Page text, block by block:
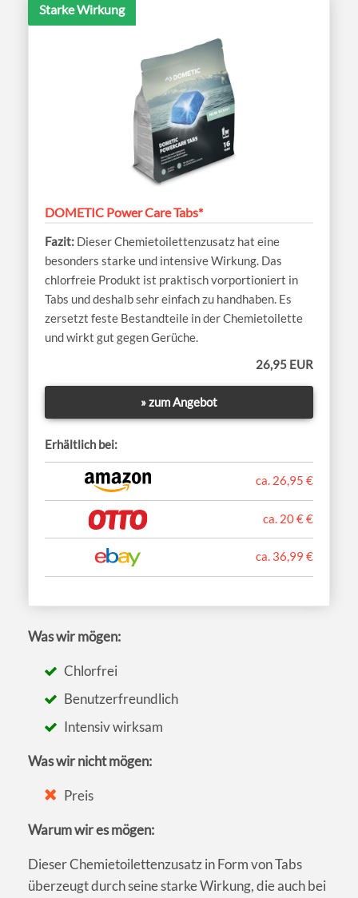
Starke Wirkung
DOMETIC Power Care Tabs*
Dieser Chemietoilettenzusatz hat eine
besonders starke und intensive Wirkung. Das
chlorfreie Produkt ist praktisch vorportioniert in
Tabs und deshalb sehr einfach zu handhaben. Es
zersetzt feste Bestandteile in der Chemietoilette
und wirkt gut gegen Gerüche.
26,95 EUR
» zum Angebot
Erhältlich bei:
ca. 26,95 €
ca. 20 € €
ca. 36,99 €
Was wir mögen:
Chlorfrei
Benutzerfreundlich
Intensiv wirksam
Was wir nicht mögen:
Preis
Warum wir es mögen:
Dieser Chemietoilettenzusatz in Form von Tabs
überzeugt durch seine starke Wirkung, die auch bei